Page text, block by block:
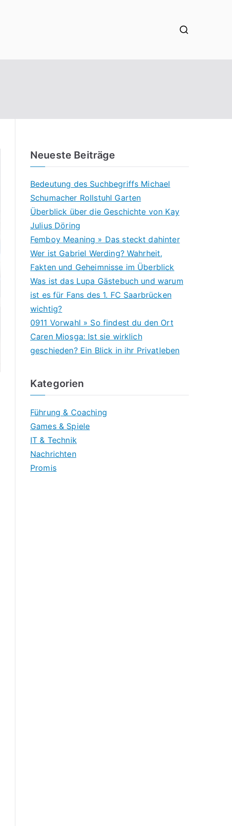
Neueste Beiträge
Bedeutung des Suchbegriffs Michael
Schumacher Rollstuhl Garten
Überblick über die Geschichte von Kay
Julius Döring
Femboy Meaning » Das steckt dahinter
Wer ist Gabriel Werding? Wahrheit,
Fakten und Geheimnisse im Überblick
Was ist das Lupa Gästebuch und warum
ist es für Fans des 1. FC Saarbrücken
wichtig?
0911 Vorwahl » So findest du den Ort
Caren Miosga: Ist sie wirklich
geschieden? Ein Blick in ihr Privatleben
Kategorien
Führung & Coaching
Games & Spiele
IT & Technik
Nachrichten
Promis